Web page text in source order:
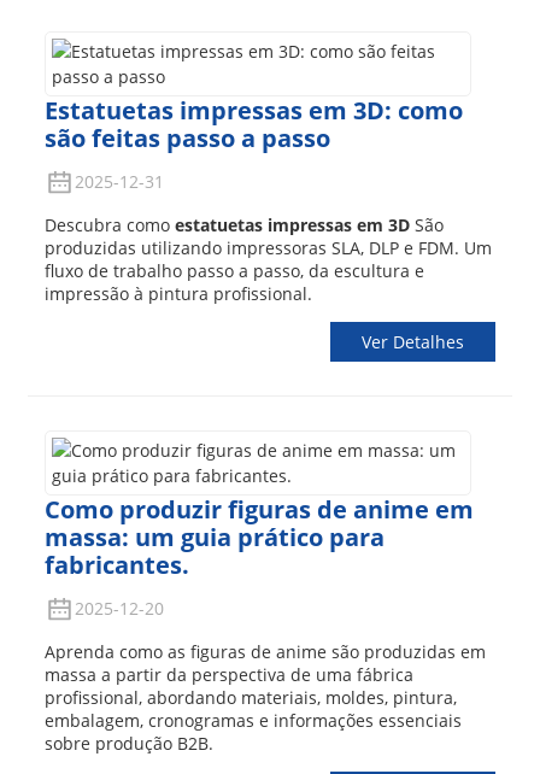
Estatuetas impressas em 3D: como
são feitas passo a passo
2025-12-31
Descubra como estatuetas impressas em 3DSão
produzidas utilizando impressoras SLA, DLP e FDM. Um
fluxo de trabalho passo a passo, da escultura e
impressão à pintura profissional.
Ver Detalhes
Como produzir figuras de anime em
massa: um guia prático para
fabricantes.
2025-12-20
Aprenda como as figuras de anime são produzidas em
massa a partir da perspectiva de uma fábrica
profissional, abordando materiais, moldes, pintura,
embalagem, cronogramas e informações essenciais
sobre produção B2B.